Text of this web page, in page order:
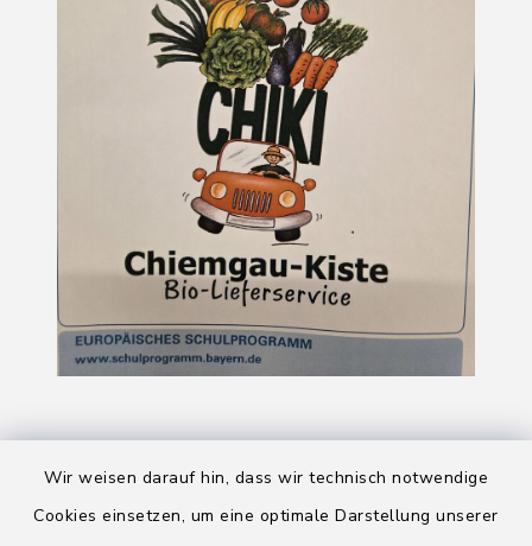
Wir weisen darauf hin, dass wir technisch notwendige
Cookies einsetzen, um eine optimale Darstellung unserer